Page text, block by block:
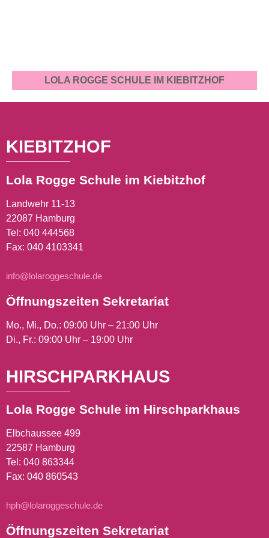
LOLA ROGGE SCHULE IM KIEBITZHOF
KIEBITZHOF
Lola Rogge Schule im Kiebitzhof
Landwehr 11-13
22087 Hamburg
Tel: 040 444568
Fax: 040 4103341
info@lolaroggeschule.de
Öffnungszeiten Sekretariat
Mo., Mi., Do.: 09:00 Uhr – 21:00 Uhr
Di., Fr.: 09:00 Uhr – 19:00 Uhr
HIRSCHPARKHAUS
Lola Rogge Schule im Hirschparkhaus
Elbchaussee 499
22587 Hamburg
Tel: 040 863344
Fax: 040 860543
hph@lolaroggeschule.de
Öffnungszeiten Sekretariat